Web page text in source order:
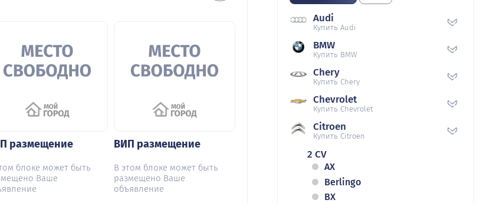
размещение
блоке может быть
Ваше
ВИП размещение
В этом блоке может быть
размещено Ваше
объявление
Audi
Купить Audi
BMW
Купить BMW
Chery
Купить Chery
Chevrolet
Купить Chevrolet
Citroen
Купить Citroen
2 CV
AX
Berlingo
BX